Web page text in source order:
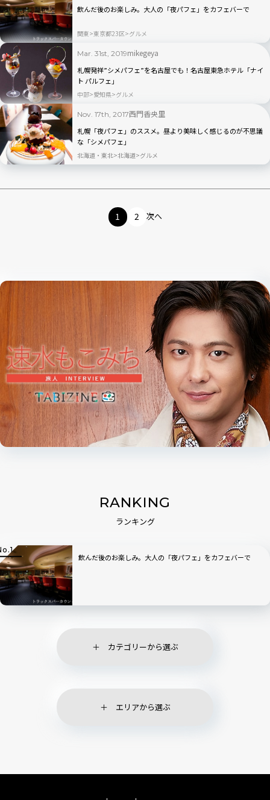
飲んだ後のお楽しみ。大人の「夜パフェ」をカフェバーで
関東 東京都23区 グルメ
Mar. 31st, 2019mikegeya
札幌発祥”シメパフェ”を名古屋でも！名古屋東急ホテル「ナイ
ト パルフェ」
中部 愛知県 グルメ
Nov. 17th, 2017西門香央里
札幌「夜パフェ」のススメ。昼より美味しく感じるのが不思議
な「シメパフェ」
北海道・東北 北海道 グルメ
1 2 次へ
RANKING
ランキング
飲んだ後のお楽しみ。大人の「夜パフェ」をカフェバーで
カテゴリーから選ぶ
エリアから選ぶ